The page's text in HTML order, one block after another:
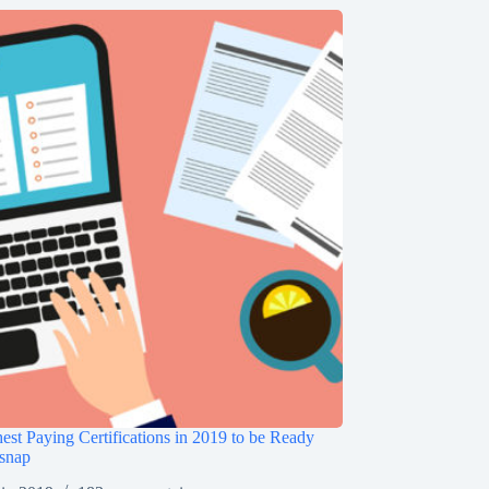
Paying Certifications in 2019 to be Ready